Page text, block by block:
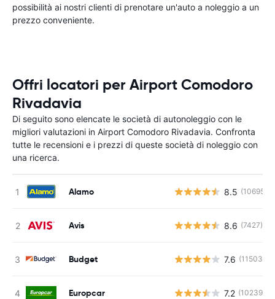
possibilità ai nostri clienti di prenotare un'auto a noleggio a un
prezzo conveniente.
Offri locatori per Airport Comodoro
Rivadavia
Di seguito sono elencate le società di autonoleggio con le
migliori valutazioni in Airport Comodoro Rivadavia. Confronta
tutte le recensioni e i prezzi di queste società di noleggio con
una ricerca.
Alamo 8.5 (10695)
Avis 8.6 (7427)
Budget 7.6 (11503)
Europcar 7.2 (10239)